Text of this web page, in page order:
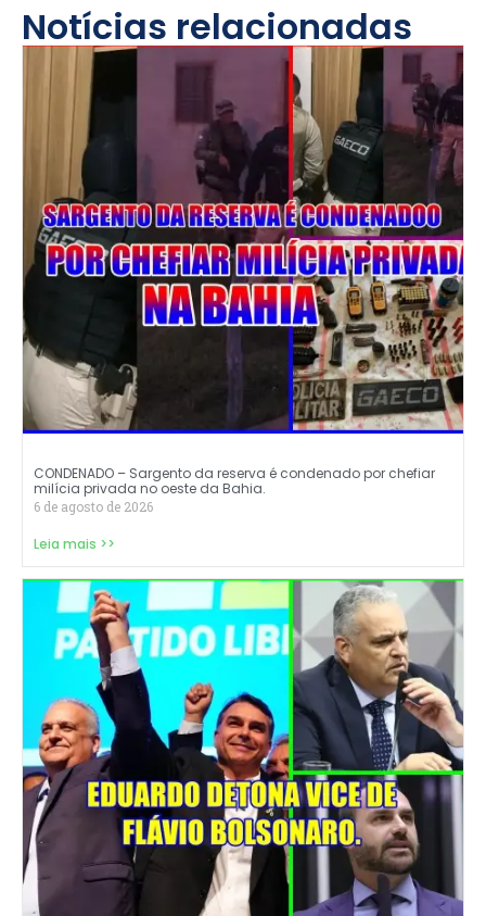
Notícias relacionadas
CONDENADO – Sargento da reserva é condenado por chefiar
milícia privada no oeste da Bahia.
6 de agosto de 2026
Leia mais >>